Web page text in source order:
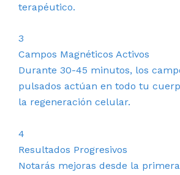
terapéutico.
3
Campos Magnéticos Activos
Durante 30-45 minutos, los
pulsados actúan en todo tu
la regeneración celular.
4
Resultados Progresivos
Notarás mejoras desde la